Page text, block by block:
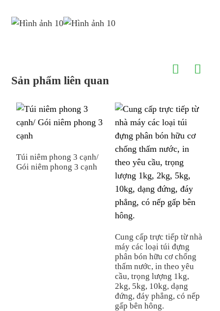
Sản phẩm liên quan
Túi niêm phong 3 cạnh/
Gói niêm phong 3 cạnh
Cung cấp trực tiếp từ nhà
máy các loại túi đựng
phân bón hữu cơ chống
thấm nước, in theo yêu
cầu, trọng lượng 1kg,
2kg, 5kg, 10kg, dạng
đứng, đáy phẳng, có nếp
gấp bên hông.